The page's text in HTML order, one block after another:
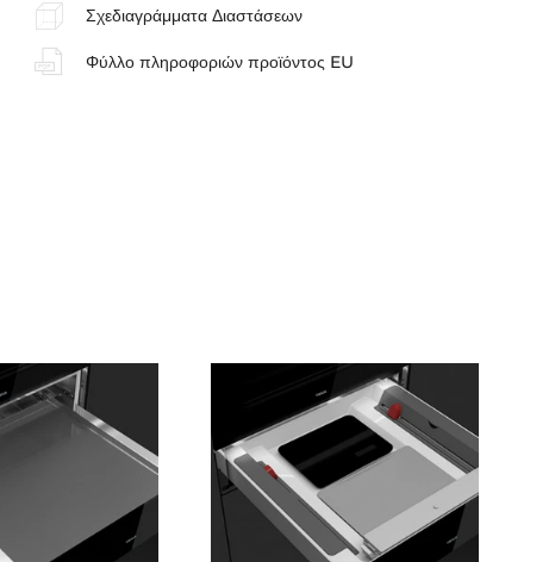
Σχεδιαγράμματα Διαστάσεων
Φύλλο πληροφοριών προϊόντος EU